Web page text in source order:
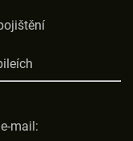
mail: